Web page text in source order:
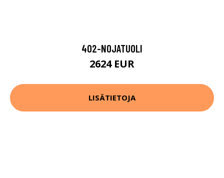
402-NOJATUOLI
2624 EUR
LISÄTIETOJA